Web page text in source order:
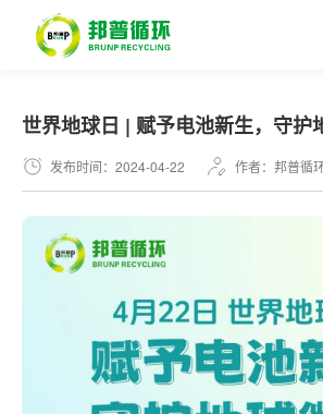
世界地球日 | 赋予电池新生，守护
发布时间：2024-04-22 作者：邦普循